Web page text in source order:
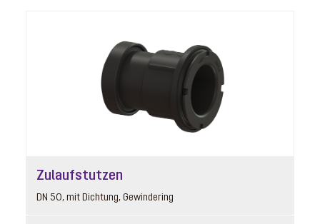
Listenpreis 22,00 € *
Preisgruppe
Gewicht
0.01 kg
Zulaufstutzen
DN 50, mit Dichtung, Gewindering